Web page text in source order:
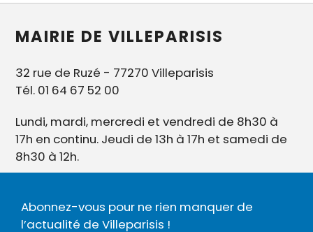
MAIRIE DE VILLEPARISIS
32 rue de Ruzé - 77270 Villeparisis
Tél. 01 64 67 52 00
Lundi, mardi, mercredi et vendredi de 8h30 à
17h en continu. Jeudi de 13h à 17h et samedi de
8h30 à 12h.
Abonnez-vous pour ne rien manquer de
l’actualité de Villeparisis !